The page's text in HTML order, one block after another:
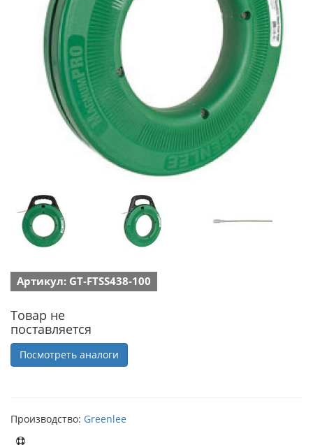
Артикул: GT-FTSS438-100
Товар не
поставляется
Посмотреть аналоги
Производство: Greenlee